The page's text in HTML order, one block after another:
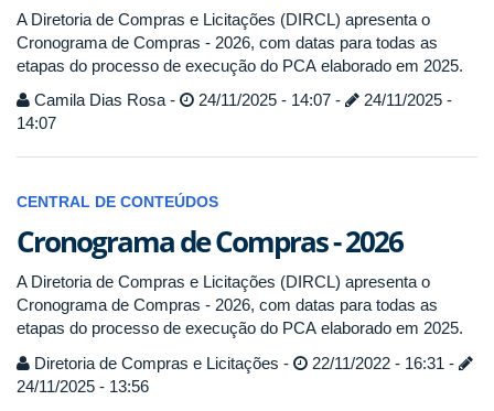
A Diretoria de Compras e Licitações (DIRCL) apresenta o
Cronograma de Compras - 2026, com datas para todas as
etapas do processo de execução do PCA elaborado em 2025.
Camila Dias Rosa -
24/11/2025 - 14:07 -
24/11/2025 -
14:07
CENTRAL DE CONTEÚDOS
Cronograma de Compras - 2026
A Diretoria de Compras e Licitações (DIRCL) apresenta o
Cronograma de Compras - 2026, com datas para todas as
etapas do processo de execução do PCA elaborado em 2025.
Diretoria de Compras e Licitações -
22/11/2022 - 16:31 -
24/11/2025 - 13:56